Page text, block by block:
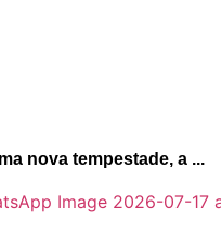
nova tempestade, a ...